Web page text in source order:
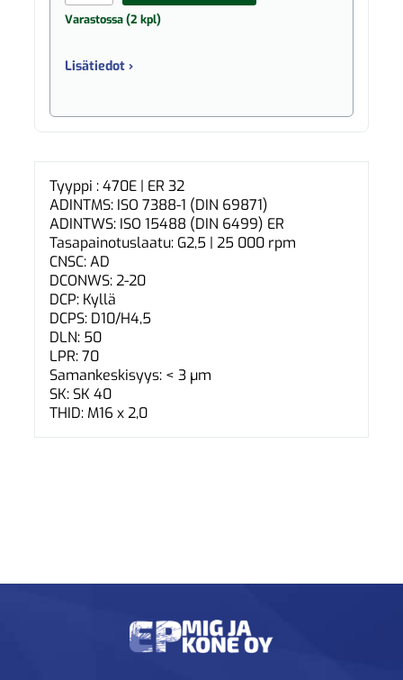
Varastossa (2 kpl)
Lisätiedot ›
Tyyppi : 470E | ER 32
ADINTMS: ISO 7388-1 (DIN 69871)
ADINTWS: ISO 15488 (DIN 6499) ER
Tasapainotuslaatu: G2,5 | 25 000 rpm
CNSC: AD
DCONWS: 2-20
DCP: Kyllä
DCPS: D10/H4,5
DLN: 50
LPR: 70
Samankeskisyys: < 3 µm
SK: SK 40
THID: M16 x 2,0